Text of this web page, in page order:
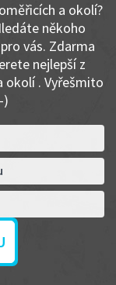
a okolí?
někoho
vás. Zdarma
nejlepší z
okolí . Vyřešmito
)